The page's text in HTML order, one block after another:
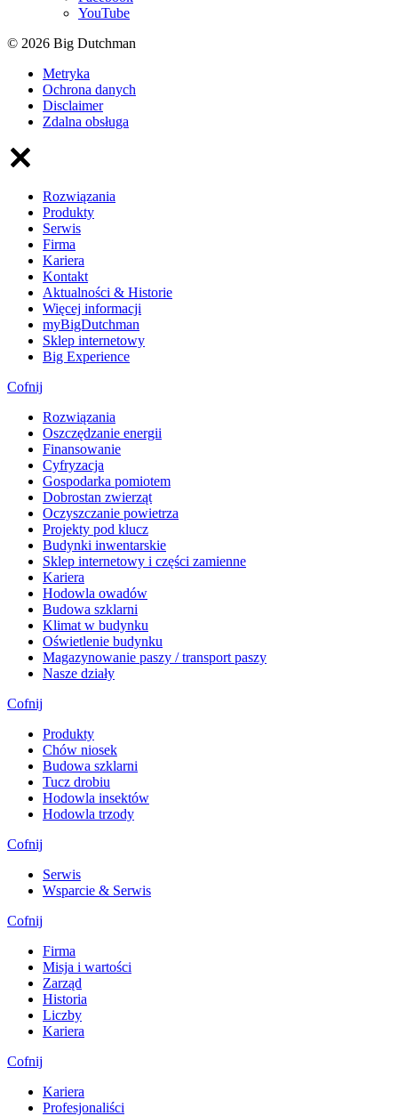
YouTube
© 2026 Big Dutchman
Metryka
Ochrona danych
Disclaimer
Zdalna obsługa
Rozwiązania
Produkty
Serwis
Firma
Kariera
Kontakt
Aktualności & Historie
Więcej informacji
myBigDutchman
Sklep internetowy
Big Experience
Cofnij
Rozwiązania
​Oszczędzanie energii
Finansowanie
Cyfryzacja
Gospodarka pomiotem
Dobrostan zwierząt
Oczyszczanie powietrza
Projekty pod klucz
Budynki inwentarskie
Sklep internetowy i części zamienne
Kariera
Hodowla owadów
Budowa szklarni
Klimat w budynku
Oświetlenie budynku
Magazynowanie paszy / transport paszy
Nasze działy
Cofnij
Produkty
Chów niosek
Budowa szklarni
Tucz drobiu
Hodowla insektów
Hodowla trzody
Cofnij
Serwis
Wsparcie & Serwis
Cofnij
Firma
Misja i wartości
Zarząd
Historia
Liczby
Kariera
Cofnij
Kariera
Profesjonaliści